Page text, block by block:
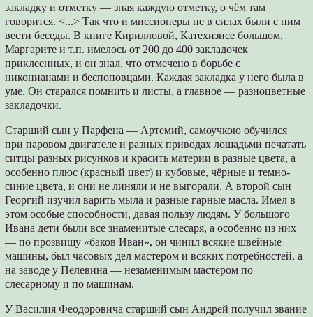
закладку и отметку — зная каждую отметку, о чём там
говорится. <...> Так что и миссионеры не в силах были с ним
вести беседы. В книге Кирилловой, Катехизисе большом,
Маргарите и т.п. имелось от 200 до 400 закладочек
приклеенных, и он знал, что отмечено в борьбе с
никонианами и беспоповцами. Каждая закладка у него была в
уме. Он старался помнить и листы, а главное — разноцветные
закладочки.
Старший сын у Парфена — Артемий, самоучкою обучился
при паровом двигателе и разных приводах лошадьми печатать
ситцы разных рисунков и красить материи в разные цвета, а
особенно плюс (красный цвет) и кубовые, чёрные и темно-
синие цвета, и они не линяли и не выгорали. А второй сын
Георгий изучил варить мыла и разные гарные масла. Имел в
этом особые способности, давая пользу людям. У большого
Ивана дети были все знаменитые слесаря, а особенно из них
— по прозвищу «баков Иван», он чинил всякие швейные
машины, был часовых дел мастером и всяких потребностей, а
на заводе у Пелевина — незаменимым мастером по
слесарному и по машинам.
У Василия Феодоровича старший сын Андрей получил звание